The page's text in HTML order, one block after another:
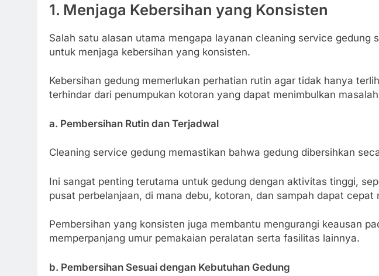
1. Menjaga Kebersihan yang Konsisten
Salah satu alasan utama mengapa layanan cleaning service gedung
untuk menjaga kebersihan yang konsisten.
Kebersihan gedung memerlukan perhatian rutin agar tidak hanya
terhindar dari penumpukan kotoran yang dapat menimbulkan
a. Pembersihan Rutin dan Terjadwal
Cleaning service gedung memastikan bahwa gedung dibersihkan
Ini sangat penting terutama untuk gedung dengan aktivitas tinggi,
pusat perbelanjaan, di mana debu, kotoran, dan sampah dapat cepat
Pembersihan yang konsisten juga membantu mengurangi keausan
memperpanjang umur pemakaian peralatan serta fasilitas lainnya.
b. Pembersihan Sesuai dengan Kebutuhan Gedung